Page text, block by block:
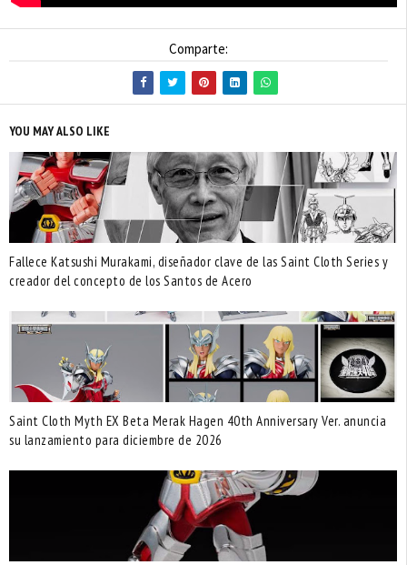
Comparte:
YOU MAY ALSO LIKE
Fallece Katsushi Murakami, diseñador clave de las Saint Cloth Series y
creador del concepto de los Santos de Acero
Saint Cloth Myth EX Beta Merak Hagen 40th Anniversary Ver. anuncia
su lanzamiento para diciembre de 2026